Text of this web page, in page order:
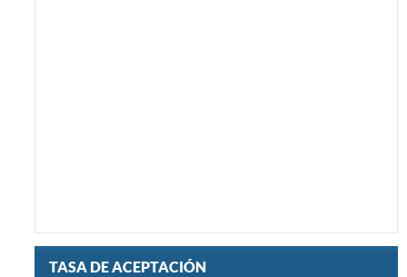
TASA DE ACEPTACIÓN